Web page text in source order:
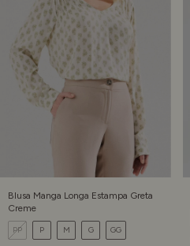
Blusa Manga Longa Estampa Greta
Creme
PP P M G GG